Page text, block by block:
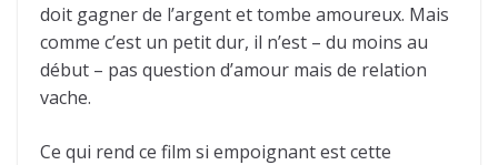
doit gagner de l’argent et tombe amoureux. Mais
comme c’est un petit dur, il n’est – du moins au
début – pas question d’amour mais de relation
vache.
Ce qui rend ce film si empoignant est cette